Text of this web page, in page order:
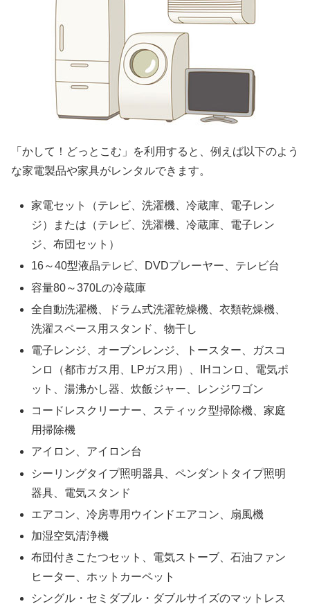
「かして！どっとこむ」を利用すると、例えば以下のよう
な家電製品や家具がレンタルできます。
家電セット（テレビ、洗濯機、冷蔵庫、電子レン
ジ）または（テレビ、洗濯機、冷蔵庫、電子レン
ジ、布団セット）
16～40型液晶テレビ、DVDプレーヤー、テレビ台
容量80～370Lの冷蔵庫
全自動洗濯機、ドラム式洗濯乾燥機、衣類乾燥機、
洗濯スペース用スタンド、物干し
電子レンジ、オーブンレンジ、トースター、ガスコ
ンロ（都市ガス用、LPガス用）、IHコンロ、電気ポ
ット、湯沸かし器、炊飯ジャー、レンジワゴン
コードレスクリーナー、スティック型掃除機、家庭
用掃除機
アイロン、アイロン台
シーリングタイプ照明器具、ペンダントタイプ照明
器具、電気スタンド
エアコン、冷房専用ウインドエアコン、扇風機
加湿空気清浄機
布団付きこたつセット、電気ストーブ、石油ファン
ヒーター、ホットカーペット
シングル・セミダブル・ダブルサイズのマットレス